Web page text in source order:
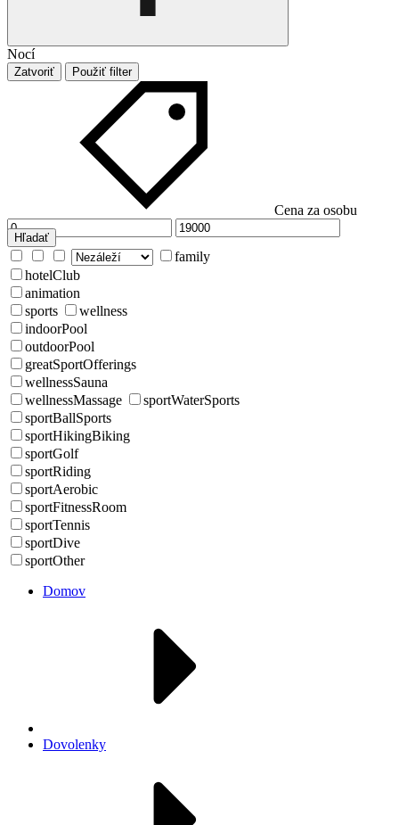
Nocí
Zatvoriť Použiť filter
Cena za osobu
Hľadať
family
hotelClub
animation
sports
wellness
indoorPool
outdoorPool
greatSportOfferings
wellnessSauna
wellnessMassage
sportWaterSports
sportBallSports
sportHikingBiking
sportGolf
sportRiding
sportAerobic
sportFitnessRoom
sportTennis
sportDive
sportOther
Domov
Dovolenky